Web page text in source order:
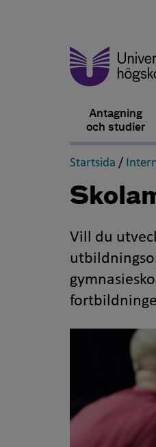
Antagning
och studier
Startsida ,
/
Vill du